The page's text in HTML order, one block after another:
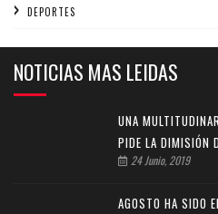
DEPORTES
NOTICIAS MAS LEIDAS
UNA
PIDE LA DIMISIÓN
24 Junio, 2019
AGOSTO HA SIDO